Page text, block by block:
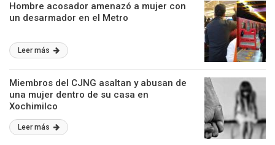
Hombre acosador amenazó a mujer con
un desarmador en el Metro
Leer más
Miembros del CJNG asaltan y abusan de
una mujer dentro de su casa en
Xochimilco
Leer más